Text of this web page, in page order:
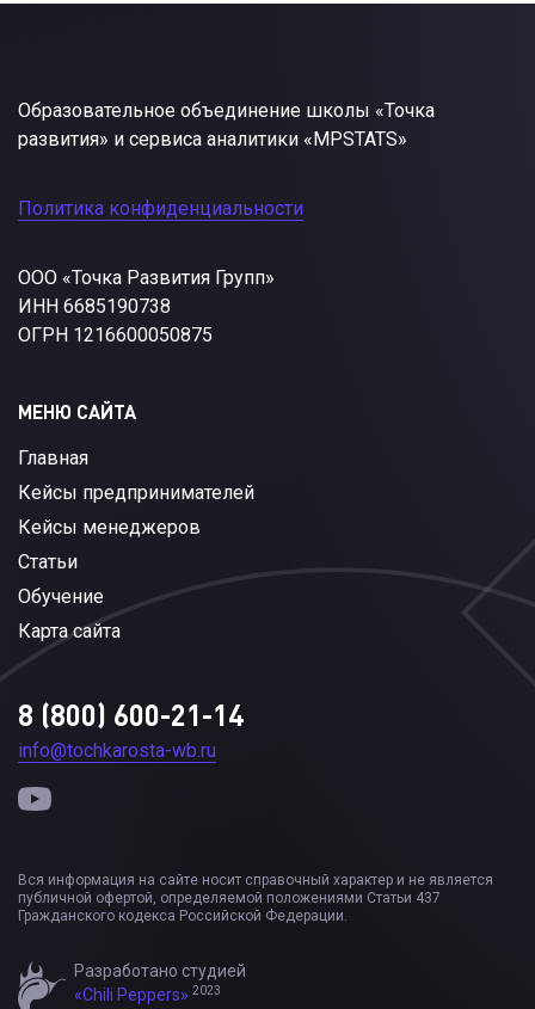
Образовательное объединение школы «Точка
развития» и сервиса аналитики «MPSTATS»
Политика конфиденциальности
ООО «Точка Развития Групп»
ИНН 6685190738
ОГРН 1216600050875
МЕНЮ САЙТА
Главная
Кейсы предпринимателей
Кейсы менеджеров
Статьи
Обучение
Карта сайта
8 (800) 600-21-14
info@tochkarosta-wb.ru
Вся информация на сайте носит справочный характер и не является
публичной офертой, определяемой положениями Статьи 437
Гражданского кодекса Российской Федерации.
Разработано студией
«Chili Peppers» 2023